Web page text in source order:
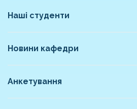
Наші студенти
Новини кафедри
Анкетування